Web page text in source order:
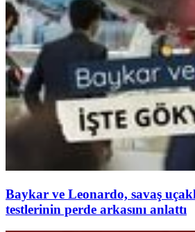
Baykar ve Leonardo, savaş
testlerinin perde arkasını anlattı